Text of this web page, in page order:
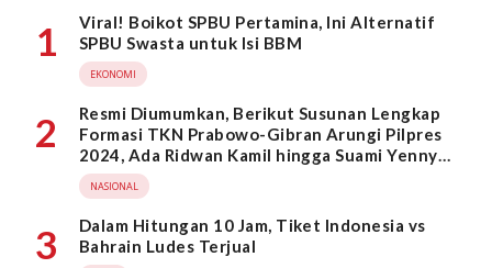
1
Viral! Boikot SPBU Pertamina, Ini Alternatif
SPBU Swasta untuk Isi BBM
EKONOMI
2
Resmi Diumumkan, Berikut Susunan Lengkap
Formasi TKN Prabowo-Gibran Arungi Pilpres
2024, Ada Ridwan Kamil hingga Suami Yenny
Wahid
NASIONAL
3
Dalam Hitungan 10 Jam, Tiket Indonesia vs
Bahrain Ludes Terjual